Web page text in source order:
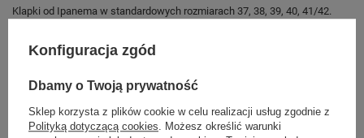
Klapki od Ipanema w standardowych rozmiarach 37, 38, 39, 40, 41/42.
Sklep Butomania.pl to największy wybór obuwia sportowego dla całej
Kupując w naszym sklepie internetowym masz gwarancję, że towar jest
oryginalny i pochodzi z oficjalnej sieci dystrybucyjnej.
W ciągu 30 dni możesz dokonać zwrotu bądź wymiany towaru bez
Konfiguracja zgód
Dbamy o Twoją prywatność
Sklep korzysta z plików cookie w celu realizacji usług zgodnie z
Polityką dotyczącą cookies . Możesz określić warunki